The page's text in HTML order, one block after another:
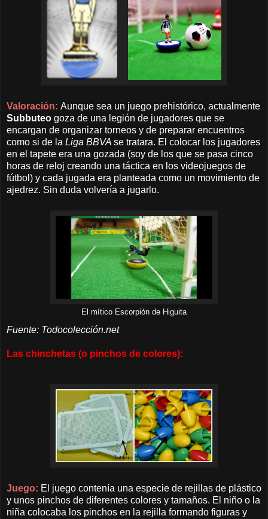
Valoración: Aunque sea un juego prehistórico, actualmente
Subbuteo goza de una legión de jugadores que se
encargan de organizar torneos y de preparar encuentros
como si de la Liga BBVA se tratara. El colocar los jugadores
en el tapete era una gozada (soy de los que se pasa cinco
horas de reloj creando una táctica en los videojuegos de
fútbol) y cada jugada era planteada como un movimiento de
ajedrez. Sin duda volvería a jugarlo.
El mítico Escorpión de Higuita
Fuente: Todocolección.net
Las chinchetas (o pinchos de colores):
Juego: El juego contenía una especie de rejillas de plástico
y unos pinchos de diferentes colores y tamaños. El niño o la
niña colocaba los pinchos en la rejilla formando figuras y